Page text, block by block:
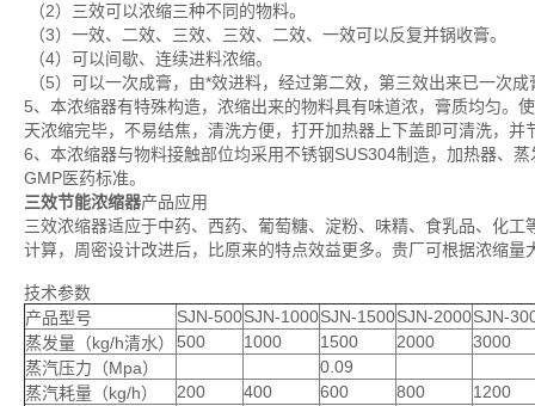
（2）三效可以浓缩三种不同的物料。
（3）一效、二效、三效、三效、二效、一效可以反复并锅收膏。
（4）可以间歇、连续进料浓缩。
（5）可以一次成膏，由*效进料，经过第二效，第三效出来已一次成
5、本浓缩器有特殊构造，浓缩出来的物料具有味道浓，膏质均匀。
天浓缩完毕，不易结焦，清洗方便，打开加热器上下盖即可清洗，并
6、本浓缩器与物料接触部位均采用不锈钢SUS304制造，加热器、
GMP医药标准。
三效节能浓缩器产品应用
三效浓缩器适应于中药、西药、葡萄糖、淀粉、味精、食乳品、化
计算，周密设计改进后，比原来的特点效益更多。贵厂可根据浓缩
技术参数
产品型号
SJN-500SJN-1000SJN-1500SJN-2000SJN-
蒸发量（kg/h清水）
500 1000 1500 2000
3000
蒸汽压力（Mpa）
0.09
蒸汽耗量（kg/h）
200 400 600 800
1200